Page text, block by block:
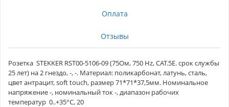
Оплата
Отзывы
Розетка STEKKER RST00-5106-09 (75Ом, 750 Hz, CAT.5E. срок службы
25 лет) на 2 гнездо, -, -. Материал: поликарбонат, латунь, сталь,
цвет антрацит, soft touch, размер 71*71*37,5мм. Номинальное
напряжение -, номинальный ток -, диапазон рабочих
температур 0..+35°C, 20